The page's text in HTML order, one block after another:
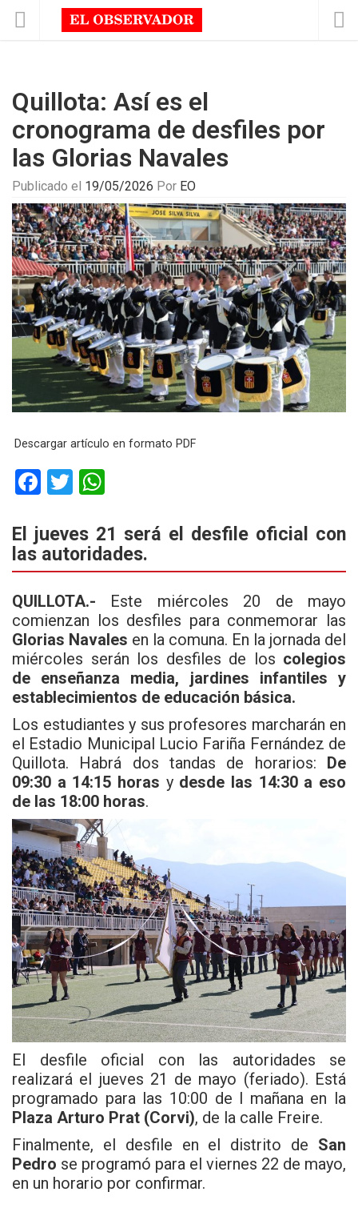
Quillota: Así es el
cronograma de desfiles por
las Glorias Navales
Publicado el 19/05/2026 Por EO
Descargar artículo en formato PDF
F
ce
b
o
k
T
tt
er
at
s
p
p
El jueves 21 será el desfile oficial con
las autoridades.
QUILLOTA.- Este miércoles 20 de mayo
comienzan los desfiles para conmemorar las
Glorias Navales en la comuna. En la jornada del
miércoles serán los desfiles de los colegios
de enseñanza media, jardines infantiles y
establecimientos de educación básica.
Los estudiantes y sus profesores marcharán en
el Estadio Municipal Lucio Fariña Fernández de
Quillota. Habrá dos tandas de horarios: De
09:30 a 14:15 horas ydesde las 14:30 a eso
de las 18:00 horas.
El desfile oficial con las autoridades se
realizará el jueves 21 de mayo (feriado). Está
programado para las 10:00 de l mañana en la
Plaza Arturo Prat (Corvi), de la calle Freire.
Finalmente, el desfile en el distrito de San
Pedro se programó para el viernes 22 de mayo,
en un horario por confirmar.